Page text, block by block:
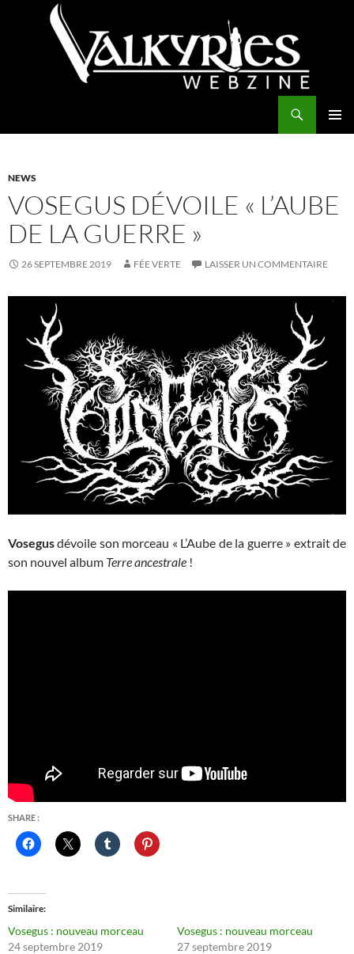
NEWS
VOSEGUS DÉVOILE « L’AUBE
DE LA GUERRE »
26 SEPTEMBRE 2019 FÉE VERTE LAISSER UN COMMENTAIRE
Vosegusdévoile son morceau « L’Aube de la guerre » extrait de
son nouvel album Terre ancestrale !
SHARE :
Similaire
Vosegus : nouveau morceau
24 septembre 2019
Vosegus : nouveau morceau
27 septembre 2019